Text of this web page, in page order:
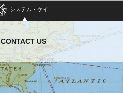
システム・ケイ
CONTACT US